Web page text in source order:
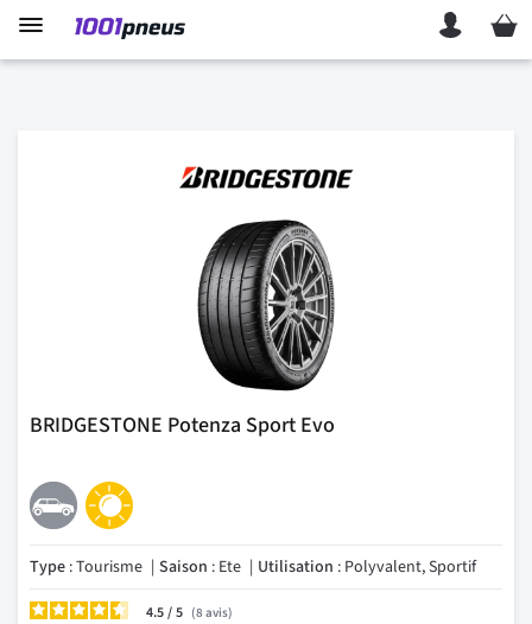
Mon
BRIDGESTONE Potenza Sport Evo
Type : Tourisme Saison : Ete Utilisation : Polyvalent, Sportif
4.5/ 8 avis